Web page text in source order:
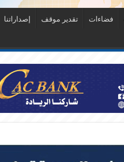
فضاءات تقدير موقف إصداراتنا